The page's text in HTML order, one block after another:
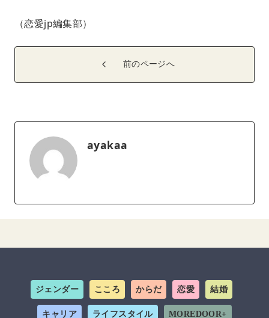
（恋愛jp編集部）
前のページへ
ayakaa
ジェンダー こころ からだ 恋愛 結婚
キャリア ライフスタイル MOREDOOR+